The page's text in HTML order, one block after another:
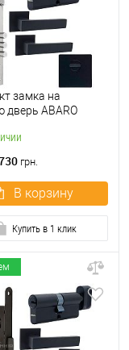
замка на
дверь ABARO
ручками,
грн.
В корзину
Купить в 1 клик